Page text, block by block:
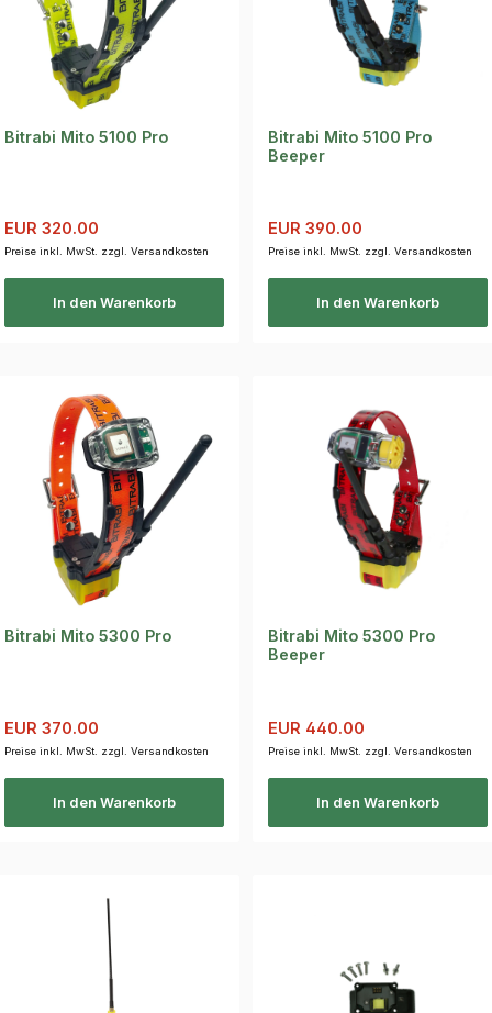
Bitrabi Mito 5100 Pro
Verkaufspreis:
EUR 320.00
Preise inkl. MwSt. zzgl. Versandkosten
In den Warenkorb
Bitrabi Mito 5100 Pro
Beeper
Verkaufspreis:
EUR 390.00
Preise inkl. MwSt. zzgl. Versandkosten
In den Warenkorb
Bitrabi Mito 5300 Pro
Verkaufspreis:
EUR 370.00
Preise inkl. MwSt. zzgl. Versandkosten
In den Warenkorb
Bitrabi Mito 5300 Pro
Beeper
Verkaufspreis:
EUR 440.00
Preise inkl. MwSt. zzgl. Versandkosten
In den Warenkorb